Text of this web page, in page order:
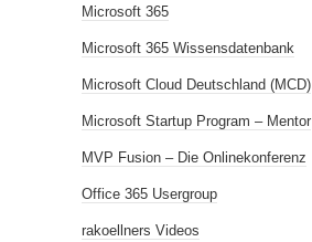
Microsoft 365
Microsoft 365 Wissensdatenbank
Microsoft Cloud Deutschland (MCD)
Microsoft Startup Program – Mentor
MVP Fusion – Die Onlinekonferenz
Office 365 Usergroup
rakoellners Videos